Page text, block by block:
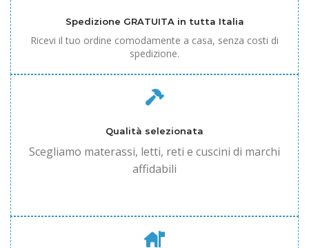
Spedizione GRATUITA in tutta Italia
Ricevi il tuo ordine comodamente a casa, senza costi di
spedizione.
Qualità selezionata
Scegliamo materassi, letti, reti e cuscini di marchi
affidabili